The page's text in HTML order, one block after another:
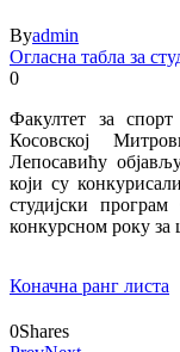
Byadmin
Огласна табла за
0
Факултет за
Косовској
Лепосавићу
који су
студијски
конкурсном року за
Коначна ранг листа
0Shares